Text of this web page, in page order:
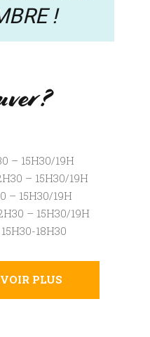
!
?
– 15H30/19H
– 15H30/19H
– 15H30/19H
– 15H30/19H
18H30
PLUS